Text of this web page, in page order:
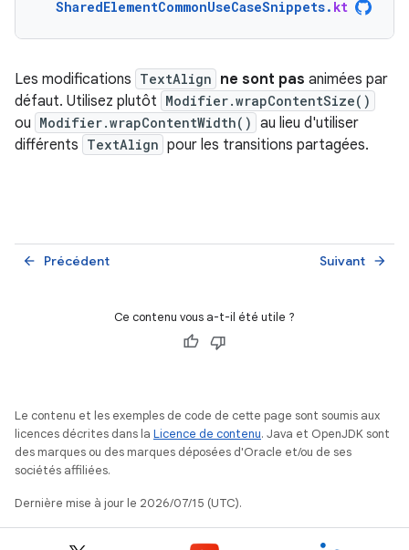
SharedElementCommonUseCaseSnippets. kt
Les modifications TextAlign ne sont pas animées par
défaut. Utilisez plutôt Modifier.wrapContentSize()
ou Modifier.wrapContentWidth() au lieu d'utiliser
différents TextAlign pour les transitions partagées.
Précédent
arrow_back Suivant arrow_forward
Ce contenu vous a-t-il été utile ?
Le contenu et les exemples de code de cette page sont soumis aux
licences décrites dans la Licence de contenu. Java et OpenJDK sont
des marques ou des marques déposées d'Oracle et/ou de ses
sociétés affiliées.
Dernière mise à jour le 2026/07/15 (UTC).